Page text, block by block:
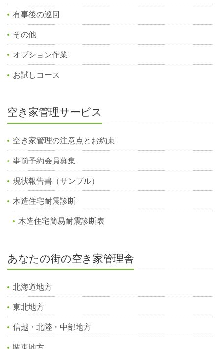
有事後の巡回
その他
オプション作業
お試しコース
空き家管理サービス
空き家管理の注意点とお約束
事前予約会員募集
現状報告書（サンプル）
木造住宅耐震診断
木造住宅簡易耐震診断表
あなたの街の空き家管理舎
北海道地方
東北地方
信越・北陸・中部地方
関東地方